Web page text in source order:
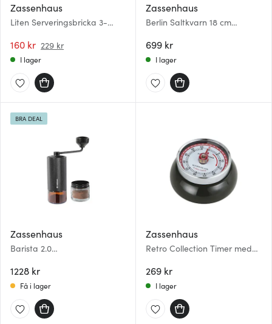
Zassenhaus
Liten Serveringsbricka 3-
160 kr 229 kr
I lager
Zassenhaus
Berlin Saltkvarn 18 cm
699 kr
I lager
Zassenhaus
Barista 2.0
svart
1228 kr
BRA DEAL
Få i lager
Zassenhaus
Retro Collection Timer med
269 kr
I lager